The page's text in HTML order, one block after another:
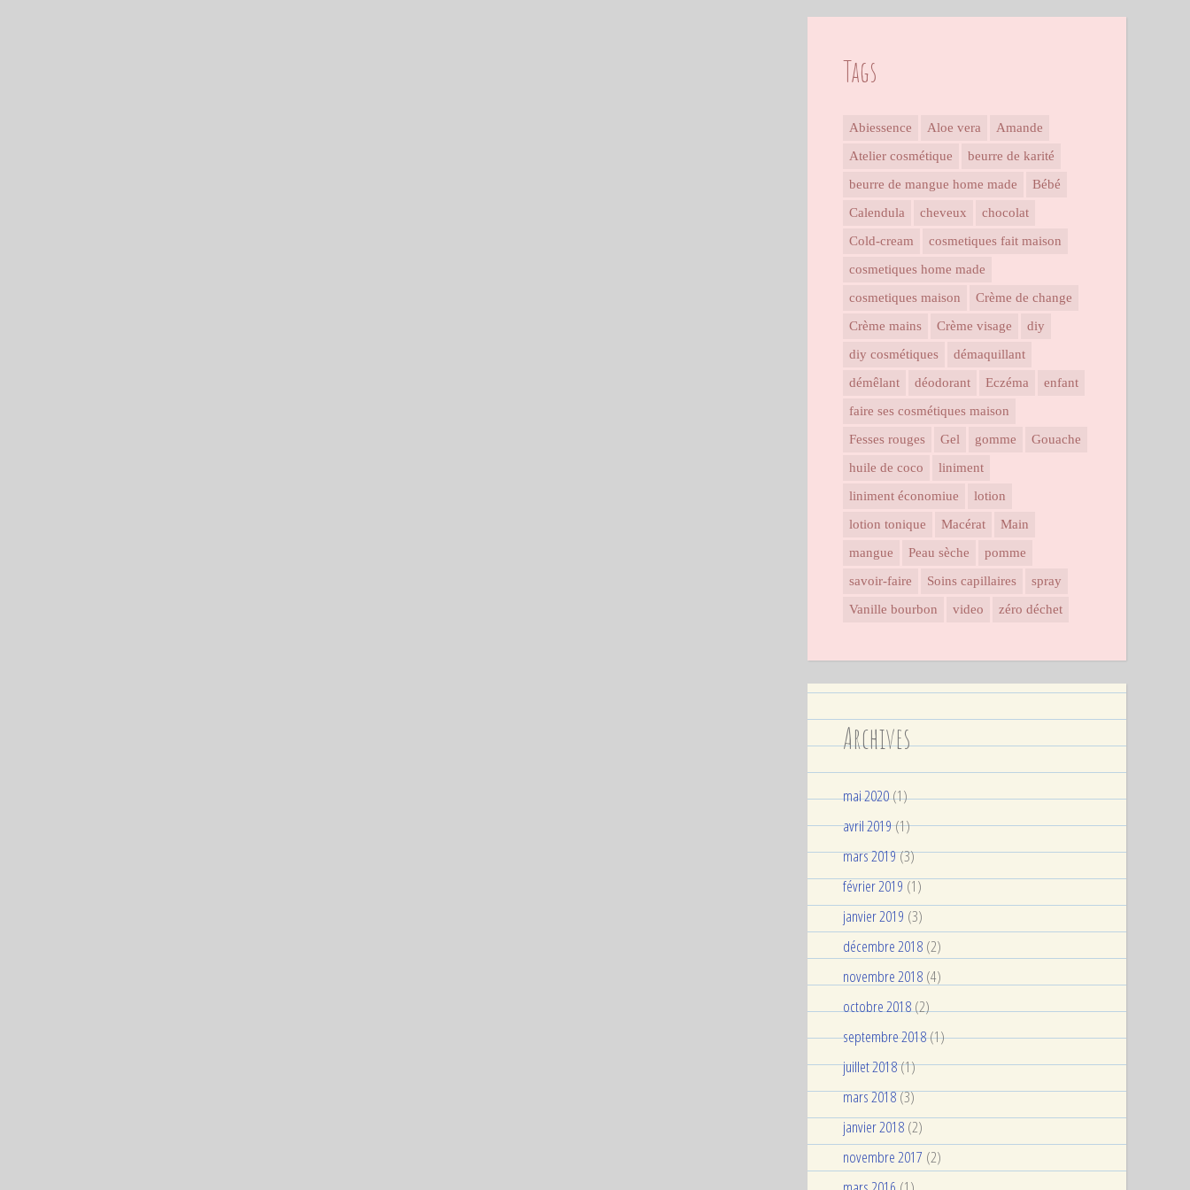
Tags
Abiessence Aloe vera
Amande
Atelier cosmétique
beurre de karité
beurre de mangue home made
Bébé
Calendula
cheveux
chocolat
Cold-cream
cosmetiques fait maison
cosmetiques home made
cosmetiques maison
Crème de change
Crème mains
Crème visage
diy
diy cosmétiques
démaquillant
démêlant
déodorant Eczéma
enfant
faire ses cosmétiques maison
Fesses rouges
Gel gomme
Gouache
huile de coco
liniment
liniment économiue
lotion
lotion tonique
Macérat
Main
mangue
Peau sèche
pomme
savoir-faire
Soins capillaires
spray
Vanille bourbon
video zéro déchet
Archives
mai 2020(1)
avril 2019(1)
mars 2019(3)
février 2019(1)
janvier 2019 (3)
décembre 2018 (2)
novembre 2018 (4)
octobre 2018(2)
septembre 2018(1)
juillet 2018(1)
mars 2018(3)
janvier 2018 (2)
novembre 2017 (2)